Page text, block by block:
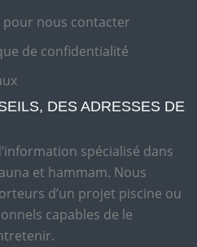
pour nous contacter
de confidentialité
DES ADRESSES DE
spécialisé dans
et hammam. Nous
d’un projet piscine ou
capables de le